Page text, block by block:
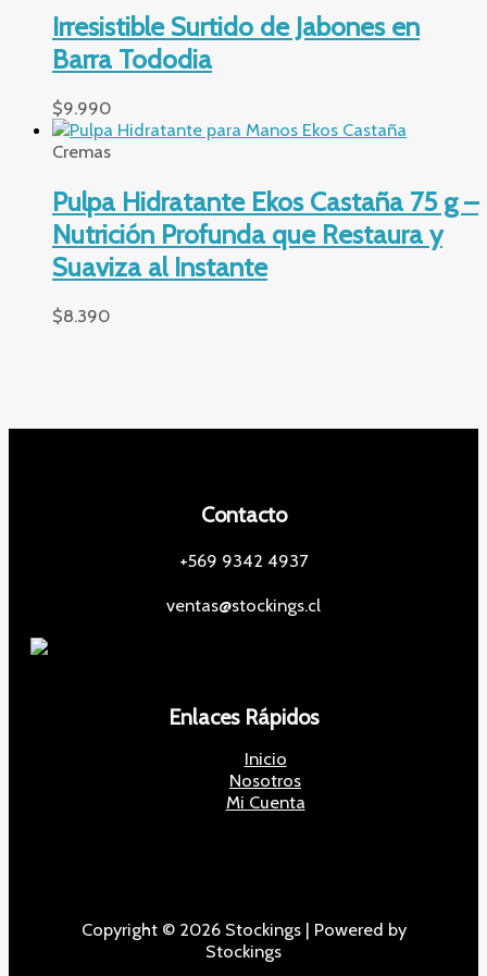
Irresistible Surtido de Jabones en
Barra Tododia
$9.990
Cremas
Pulpa Hidratante Ekos Castaña 75 g –
Nutrición Profunda que Restaura y
Suaviza al Instante
$8.390
Contacto
+569 9342 4937
ventas@stockings.cl
Enlaces Rápidos
Inicio
Nosotros
Mi Cuenta
Copyright © 2026 Stockings | Powered by
Stockings